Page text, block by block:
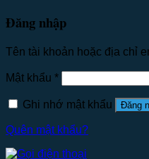
Đăng nhập
Tên tài khoản hoặc địa chỉ
Mật khẩu *
Ghi nhớ mật khẩu Đăng
Quên mật khẩu?